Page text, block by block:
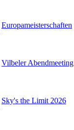
Europameisterschaften
Vilbeler Abendmeeting
Sky's the Limit 2026